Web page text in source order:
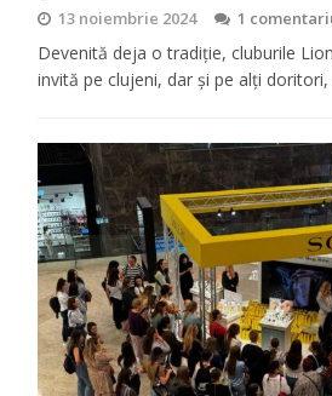
13 noiembrie 2024 1
Devenită deja o tradiţie, cluburile
invită pe clujeni, dar şi pe alţi